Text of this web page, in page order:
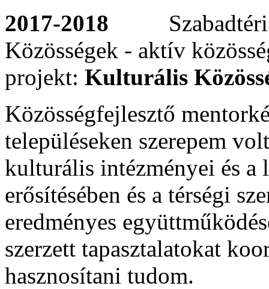
2017-2018 Szabadtéri
Közösségek - aktív
projekt: Kulturális
Közösségfejlesztő
településeken szerepem
kulturális intézményei és
erősítésében és a térségi
eredményes
szerzett tapasztalatokat
hasznosítani tudom.